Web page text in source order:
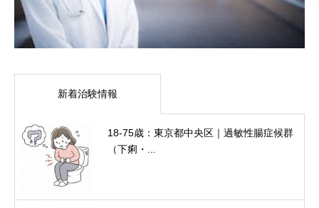
新着治験情報
18-75歳：東京都中央区｜過敏性腸症候群
（下痢・...